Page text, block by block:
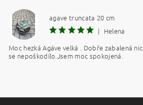
agave truncata 20 cm
| Helena
Moc hezká Agáve velká . Dobře zabalená nic
se nepoškodílo.Jsem moc spokojená.